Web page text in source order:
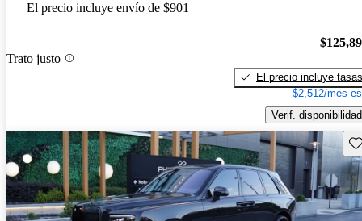
El precio incluye envío de $901
Trato justo
El precio incluye tasas
$2,512/mes
Verif. disponibilidad